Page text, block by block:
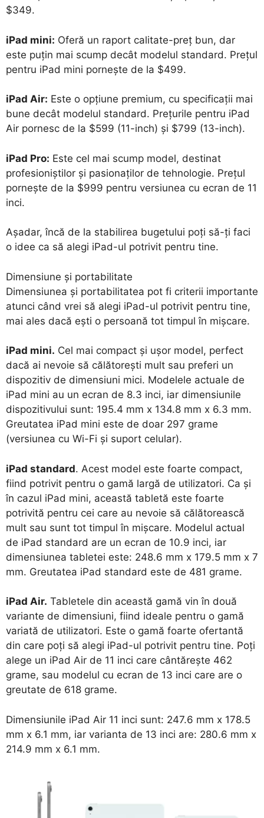
$349.
iPad mini: Oferă un raport calitate-preț bun, dar
este puțin mai scump decât modelul standard. Prețul
pentru iPad mini pornește de la $499.
iPad Air: Este o opțiune premium, cu specificații mai
bune decât modelul standard. Prețurile pentru iPad
Air pornesc de la $599 (11-inch) și $799 (13-inch).
iPad Pro: Este cel mai scump model, destinat
profesioniștilor și pasionaților de tehnologie. Prețul
pornește de la $999 pentru versiunea cu ecran de 11
inci.
Așadar, încă de la stabilirea bugetului poți să-ți faci
o idee ca să alegi iPad-ul potrivit pentru tine.
Dimensiune și portabilitate
Dimensiunea și portabilitatea pot fi criterii importante
atunci când vrei să alegi iPad-ul potrivit pentru tine,
mai ales dacă ești o persoană tot timpul în mișcare.
iPad mini. Cel mai compact și ușor model, perfect
dacă ai nevoie să călătorești mult sau preferi un
dispozitiv de dimensiuni mici. Modelele actuale de
iPad mini au un ecran de 8.3 inci, iar dimensiunile
dispozitivului sunt: 195.4 mm x 134.8 mm x 6.3 mm.
Greutatea iPad mini este de doar 297 grame
(versiunea cu Wi-Fi și suport celular).
iPad standard. Acest model este foarte compact,
fiind potrivit pentru o gamă largă de utilizatori. Ca și
în cazul iPad mini, această tabletă este foarte
potrivită pentru cei care au nevoie să călătorească
mult sau sunt tot timpul în mișcare. Modelul actual
de iPad standard are un ecran de 10.9 inci, iar
dimensiunea tabletei este: 248.6 mm x 179.5 mm x 7
mm. Greutatea iPad standard este de 481 grame.
iPad Air. Tabletele din această gamă vin în două
variante de dimensiuni, fiind ideale pentru o gamă
variată de utilizatori. Este o gamă foarte ofertantă
din care poți să alegi iPad-ul potrivit pentru tine. Poți
alege un iPad Air de 11 inci care cântărește 462
grame, sau modelul cu ecran de 13 inci care are o
greutate de 618 grame.
Dimensiunile iPad Air 11 inci sunt: 247.6 mm x 178.5
mm x 6.1 mm, iar varianta de 13 inci are: 280.6 mm x
214.9 mm x 6.1 mm.